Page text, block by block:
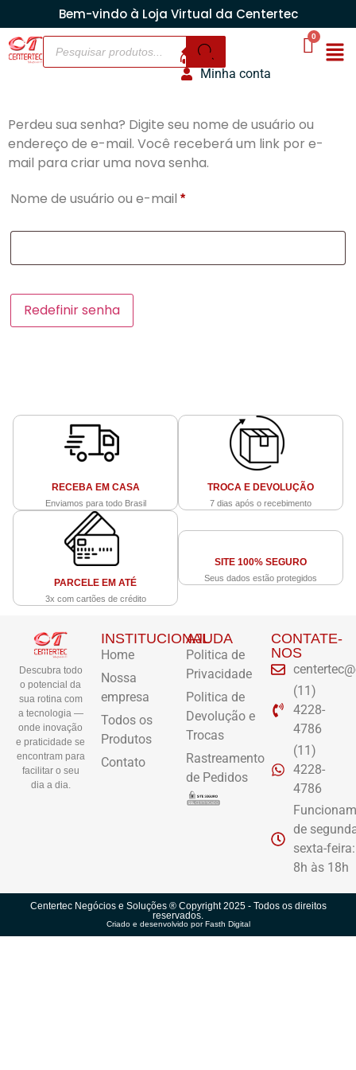
Bem-vindo à Loja Virtual da Centertec
Minha conta
Perdeu sua senha? Digite seu nome de usuário ou
endereço de e-mail. Você receberá um link por e-
mail para criar uma nova senha.
Nome de usuário ou e-mail *
Redefinir senha
RECEBA EM CASA
Enviamos para todo Brasil
TROCA E DEVOLUÇÃO
7 dias após o recebimento
PARCELE EM ATÉ
3x com cartões de crédito
SITE 100% SEGURO
Seus dados estão protegidos
Descubra todo
o potencial da
sua rotina com
a tecnologia —
onde inovação
e praticidade se
encontram para
facilitar o seu
dia a dia.
INSTITUCIONAL
Home
Nossa
empresa
Todos os
Produtos
Contato
AJUDA
Politica de
Privacidade
Politica de
Devolução e
Trocas
Rastreamento
de Pedidos
CONTATE-
NOS
(11)
4228-
4786
(11)
4228-
4786
de
sexta-
8h às 18h
Centertec Negócios e Soluções ® Copyright 2025 - Todos os direitos
reservados.
Criado e desenvolvido por Fasth Digital